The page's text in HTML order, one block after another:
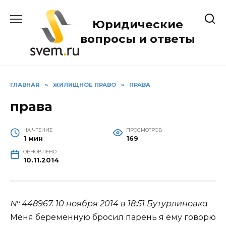
содержанию
Юридические
вопросы и ответы
ГЛАВНАЯ » ЖИЛИЩНОЕ ПРАВО » ПРАВА
права
НА ЧТЕНИЕ
1 мин
ПРОСМОТРОВ
169
ОБНОВЛЕНО
10.11.2014
№ 448967. 10 ноября 2014 в 18:51 Бутурлиновка
Меня беременную бросил парень я ему говорю